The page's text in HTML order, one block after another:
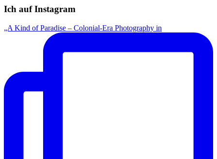
Ich auf Instagram
„A Kind of Paradise – Colonial-Era Photography in